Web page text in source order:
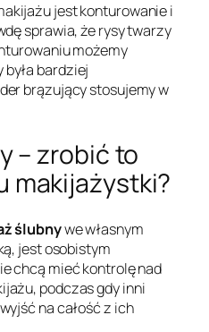
jest konturowanie i
sprawia, że rysy twarzy
możemy
bardziej
brązujący stosujemy w
– zrobić to
makijażystki?
ślubnywe własnym
jest osobistym
chcą mieć kontrolę nad
podczas gdy inni
na całość z ich